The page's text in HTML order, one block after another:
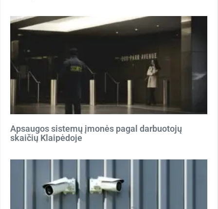
Apsaugos sistemų įmonės pagal darbuotojų
skaičių Klaipėdoje